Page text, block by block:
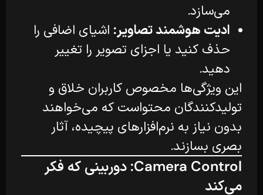
می‌سازد.
ادیت هوشمند تصاویر: اشیای اضافی را
حذف کنید یا اجزای تصویر را تغییر
دهید.
این ویژگی‌ها مخصوص کاربران خلاق و
تولیدکنندگان محتواست که می‌خواهند
بدون نیاز به نرم‌افزارهای پیچیده، آثار
بصری بسازند.
Camera Control: دوربینی که فکر
می‌کند